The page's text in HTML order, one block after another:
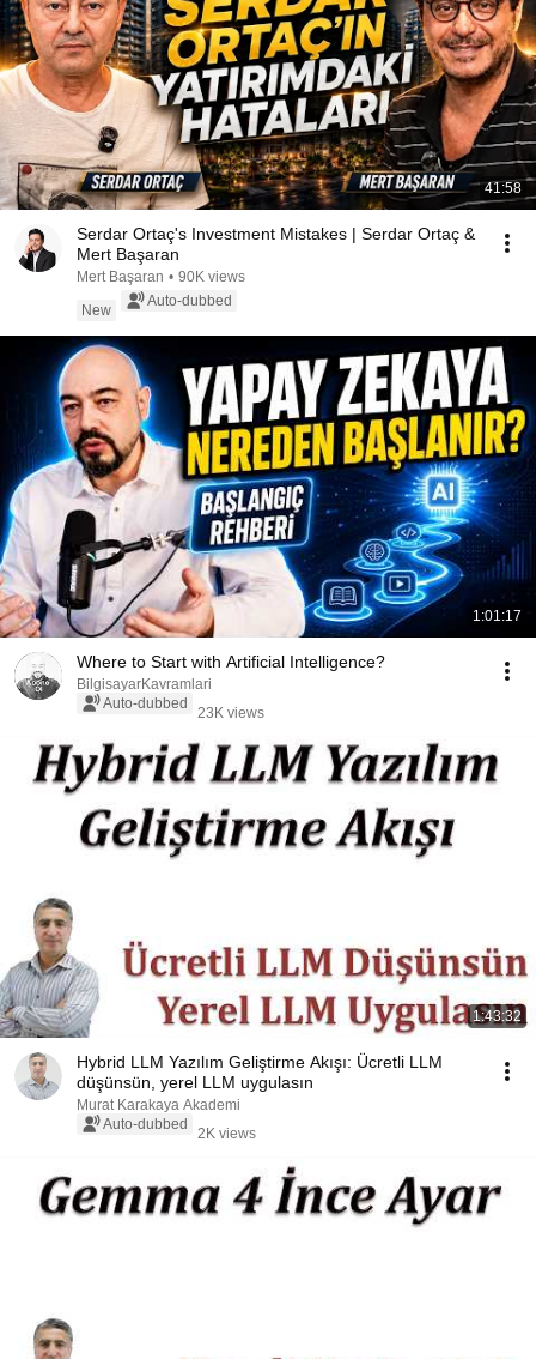
41:58
Serdar Ortaç's Investment Mistakes | Serdar Ortaç &
Mert Başaran
Mert Başaran • 90K views
New
Auto-dubbed
1:01:17
Where to Start with Artificial Intelligence?
BilgisayarKavramlari
Auto-dubbed
23K views
1:43:32
Hybrid LLM Yazılım Geliştirme Akışı: Ücretli LLM
düşünsün, yerel LLM uygulasın
Murat Karakaya Akademi
Auto-dubbed
2K views